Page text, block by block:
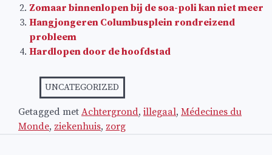
Zomaar binnenlopen bij de soa-poli kan niet meer
Hangjongeren Columbusplein rondreizend
probleem
Hardlopen door de hoofdstad
UNCATEGORIZED
Getagged met Achtergrond, illegaal, Médecines du
Monde, ziekenhuis, zorg